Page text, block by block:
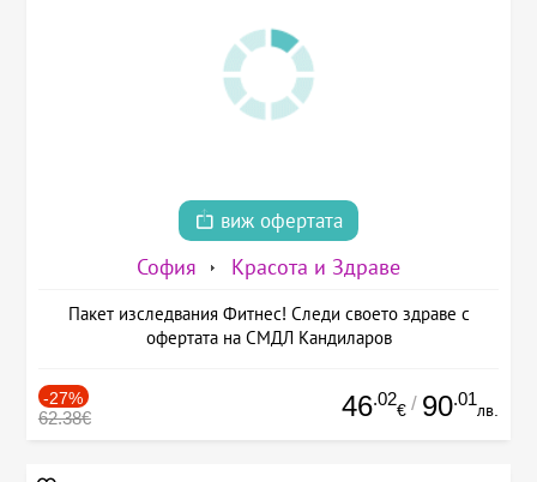
виж офертата
София Красота и Здраве
Пакет изследвания Фитнес! Следи своето здраве с
офертата на СМДЛ Кандиларов
-27%
62.38€ 46.02
€ / 90.01
лв.